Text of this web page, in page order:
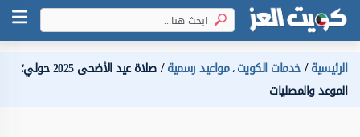
الرئيسية خدمات الكويت،مواعيد رسمية
صلاة عيد الأضحى 2025 حولي؛
الموعد والمصليات